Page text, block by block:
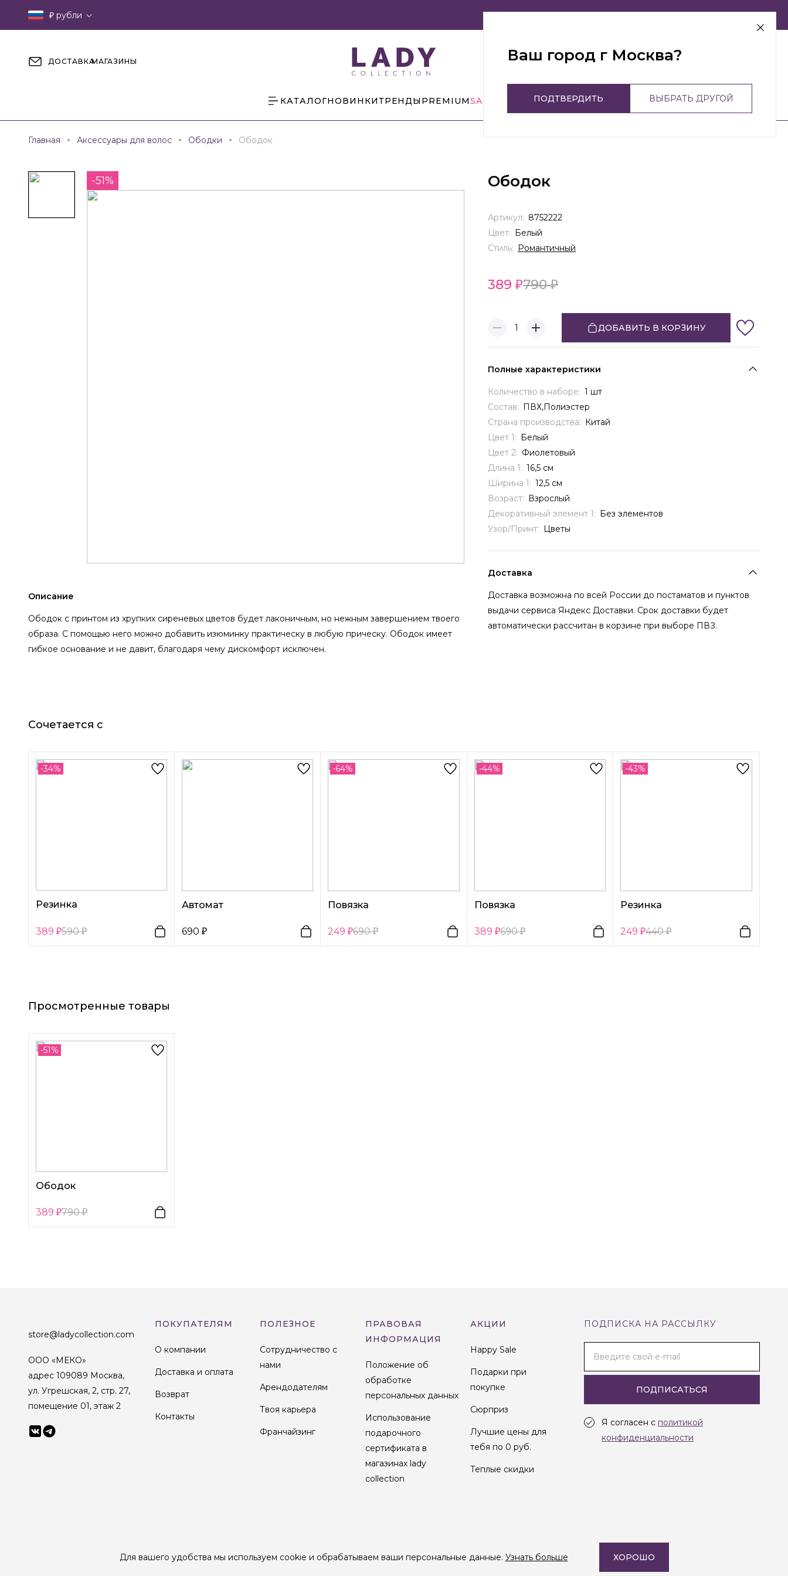
₽ рубли г Москва
ДОСТАВКАМАГАЗИНЫ
КАТАЛОГНОВИНКИТРЕНДЫ PREMIUMSALE
Главная Аксессуары для волос Ободки Ободок
-51%
Описание
Ободок с принтом из хрупких сиреневых цветов будет лаконичным, но нежным завершением твоего
образа. С помощью него можно добавить изюминку практическу в любую прическу. Ободок имеет
гибкое основание и не давит, благодаря чему дискомфорт исключен.
Ободок
389 790
1 ДОБАВИТЬ В КОРЗИНУ
Артикул: 8752222
Цвет: Белый
Стиль: Романтичный
Полные характеристики
Количество в наборе: 1 шт
Состав: ПВХ,Полиэстер
Страна производства: Китай
Цвет 1: Белый
Цвет 2: Фиолетовый
Длина 1: 16,5 см
Ширина 1: 12,5 см
Возраст: Взрослый
Декоративный элемент 1: Без элементов
Узор/Принт: Цветы
Доставка
Доставка возможна по всей России до постаматов и пунктов
выдачи сервиса Яндекс Доставки. Срок доставки будет
автоматически рассчитан в корзине при выборе ПВЗ.
Сочетается с
-34%
Резинка
389 590
Автомат
690
-64%
Повязка
249 690
-44%
Повязка
389 690
-43%
Резинка
249 440
Просмотренные товары
-51%
Ободок
389 790
ПОДПИСКА НА РАССЫЛКУ
Введите свой e-mail
ПОДПИСАТЬСЯ
Я согласен с политикой
конфиденциальности
store@ladycollection.com
ООО «МЕКО»
адрес 109089 Москва,
ул. Угрешская, 2, стр. 27,
помещение 01, этаж 2
ПОКУПАТЕЛЯМ
О компании
Доставка и оплата
Возврат
Контакты
ПОЛЕЗНОЕ
Сотрудничество с
нами
Арендодателям
Твоя карьера
Франчайзинг
ПРАВОВАЯ
ИНФОРМАЦИЯ
Положение об
обработке
персональных данных
Использование
подарочного
сертификата в
магазинах lady
collection
АКЦИИ
Happy Sale
Подарки при
покупке
Сюрприз
Лучшие цены для
тебя по 0 руб.
Теплые скидки
Создание сайта —
Для вашего удобства мы используем cookie и обрабатываем ваши персональные данные. Узнать больше ХОРОШО
Ваш город г Москва?
ПОДТВЕРДИТЬ ВЫБРАТЬ ДРУГОЙ